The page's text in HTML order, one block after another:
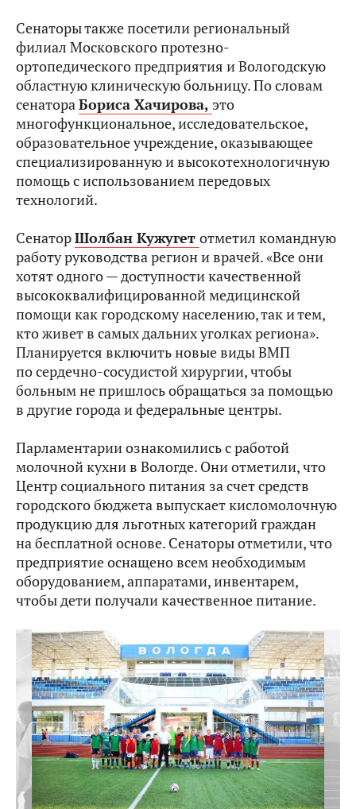
Сенаторы также посетили региональный
филиал Московского протезно-
ортопедического предприятия и Вологодскую
областную клиническую больницу. По словам
сенатораБориса Хачирова, это
многофункциональное, исследовательское,
образовательное учреждение, оказывающее
специализированную и высокотехнологичную
помощь с использованием передовых
технологий.
СенаторШолбан Кужугет отметил командную
работу руководства регион и врачей. «Все они
хотят одного — доступности качественной
высококвалифицированной медицинской
помощи как городскому населению, так и тем,
кто живет в самых дальних уголках региона».
Планируется включить новые виды ВМП
по сердечно-сосудистой хирургии, чтобы
больным не пришлось обращаться за помощью
в другие города и федеральные центры.
Парламентарии ознакомились с работой
молочной кухни в Вологде. Они отметили, что
Центр социального питания за счет средств
городского бюджета выпускает кисломолочную
продукцию для льготных категорий граждан
на бесплатной основе. Сенаторы отметили, что
предприятие оснащено всем необходимым
оборудованием, аппаратами, инвентарем,
чтобы дети получали качественное питание.